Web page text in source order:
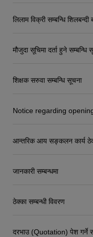
लिलाम विक्री सम्बन्धि
मौजुदा सूचिमा दर्ता हुने सम्बन्धि
शिक्षक सरुवा सम्बन्धि सूचना
Notice regarding
आन्तरिक आय सङ्कलन कार्य
जानकारी सम्बन्धमा
ठेक्का सम्बन्धी विवरण
दरभाउ (Quotation) पेश गर्ने